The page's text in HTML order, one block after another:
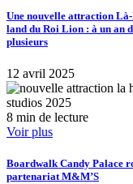
Une nouvelle attraction
land du Roi Lion : à un an
plusieurs
12 avril 2025
8 min de lecture
Voir plus
Boardwalk Candy Palace
partenariat M&M’S